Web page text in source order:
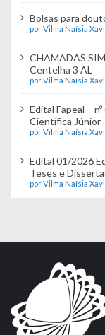
Bolsas para
por Vilma Naísia
CHAMADAS
Centelha 3 AL
por Vilma Naísia
Edital Fapeal –
Científica Júnior
por Vilma Naísia
Edital 01/2026
Teses e
por Vilma Naísia